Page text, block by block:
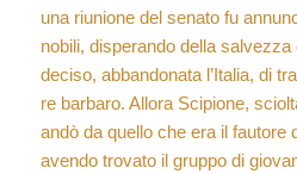
una riunione del senato fu
nobili, disperando della
deciso, abbandonata l’Italia, di
re barbaro. Allora Scipione,
andò da quello che era il fautore
avendo trovato il gruppo di